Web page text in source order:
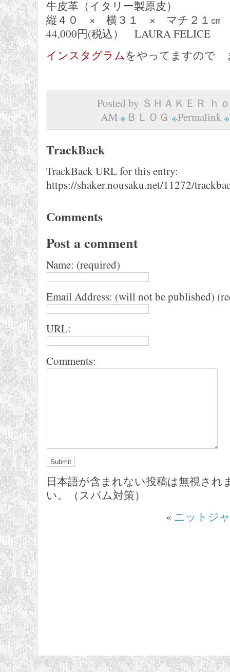
牛皮革（イタリー製原皮）
縦４０ × 横３１ × マチ２１㎝
44,000円(税込） LAURA FELICE
インスタグラムをやってますので
Posted by ＳＨＡＫＥＲ ｈ
AM
ＢＬＯＧ Permalink
TrackBack
TrackBack URL for this entry:
https://shaker.nousaku.net/11272/
Comments
Post a comment
Name: (required)
Email Address: (will not be published)
URL:
Comments:
日本語が含まれない投稿は無視され
い。（スパム対策）
« ニットジ